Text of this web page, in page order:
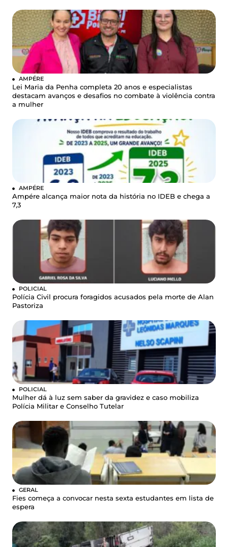
AMPÉRE
Lei Maria da Penha completa 20 anos e especialistas
destacam avanços e desafios no combate à violência contra
a mulher
AMPÉRE
Ampére alcança maior nota da história no IDEB e chega a
7,3
POLICIAL
Polícia Civil procura foragidos acusados pela morte de Alan
Pastoriza
POLICIAL
Mulher dá à luz sem saber da gravidez e caso mobiliza
Polícia Militar e Conselho Tutelar
GERAL
Fies começa a convocar nesta sexta estudantes em lista de
espera